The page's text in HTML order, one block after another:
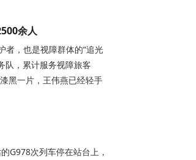
余人
者，也是视障群体的“追光
队，累计服务视障旅客
黑一片，王伟燕已经轻手
G978次列车停在站台上，